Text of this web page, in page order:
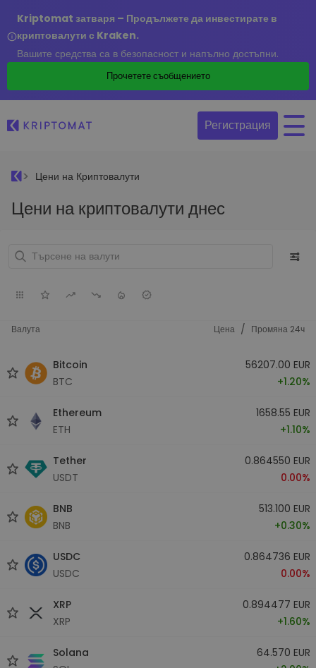
Kriptomat затваря – Продължете да инвестирате в
криптовалути с Kraken.
Вашите средства са в безопасност и напълно достъпни.
Прочетете съобщението
Регистрация
Цени на Криптовалути
Цени на криптовалути днес
Валута Цена / Промяна 24ч
Bitcoin
BTC
56207.00 EUR
+1.20%
Ethereum
ETH
1658.55 EUR
+1.10%
Tether
USDT
0.864550 EUR
0.00%
BNB
BNB
513.100 EUR
+0.30%
USDC
USDC
0.864736 EUR
0.00%
XRP
XRP
0.894477 EUR
+1.60%
Solana
64.570 EUR